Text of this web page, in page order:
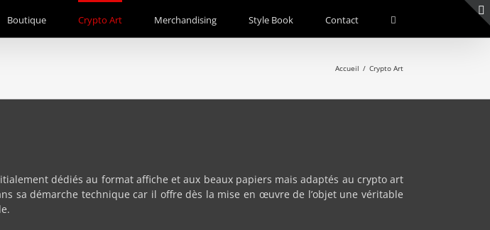
Boutique Crypto Art Merchandising Style Book Contact
Accueil / Crypto Art
dédiés au format affiche et aux beaux papiers mais adaptés au crypto art
sa démarche technique car il offre dès la mise en œuvre de l’objet une véritable